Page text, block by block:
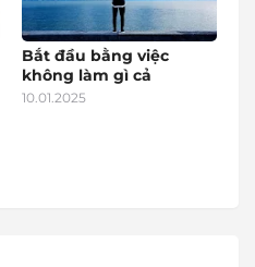
Bắt đầu bằng việc
không làm gì cả
10.01.2025